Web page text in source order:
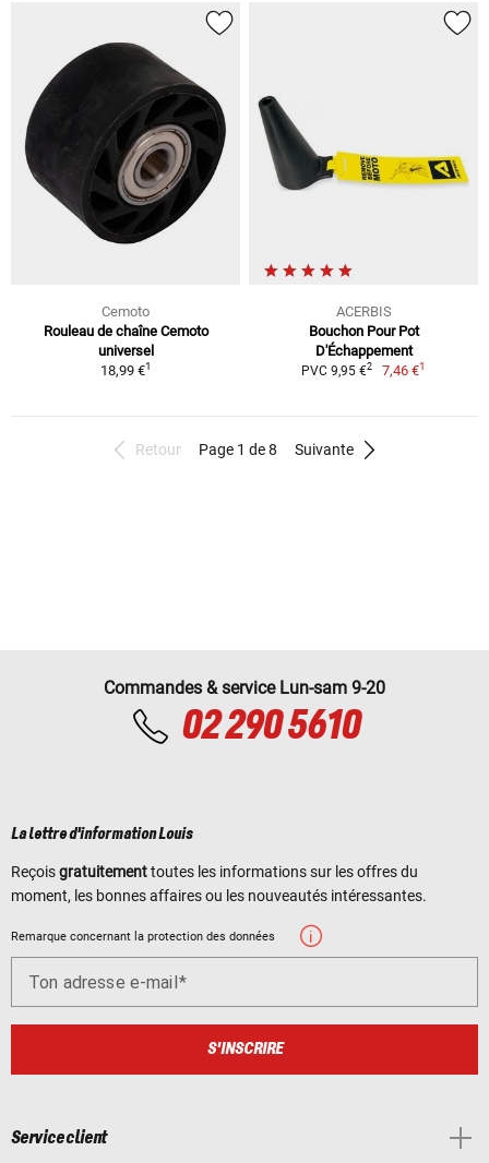
Cemoto
Rouleau de chaîne Cemoto
universel
18,99 €1
ACERBIS
Bouchon Pour Pot
D'Échappement
PVC 9,95 €2 7,46 €1
Retour Page 1 de 8 Suivante
Commandes & service Lun-sam 9-20
02 290 5610
La lettre d'information Louis
Reçoisgratuitementtoutes les informations sur les offres du
moment, les bonnes affaires ou les nouveautés intéressantes.
Remarque concernant la protection des données
Ton adresse e-mail
S'INSCRIRE
Service client